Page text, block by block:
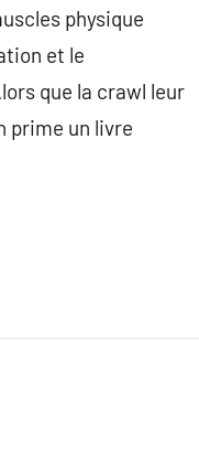
physique
et le
que la crawl leur
prime un livre